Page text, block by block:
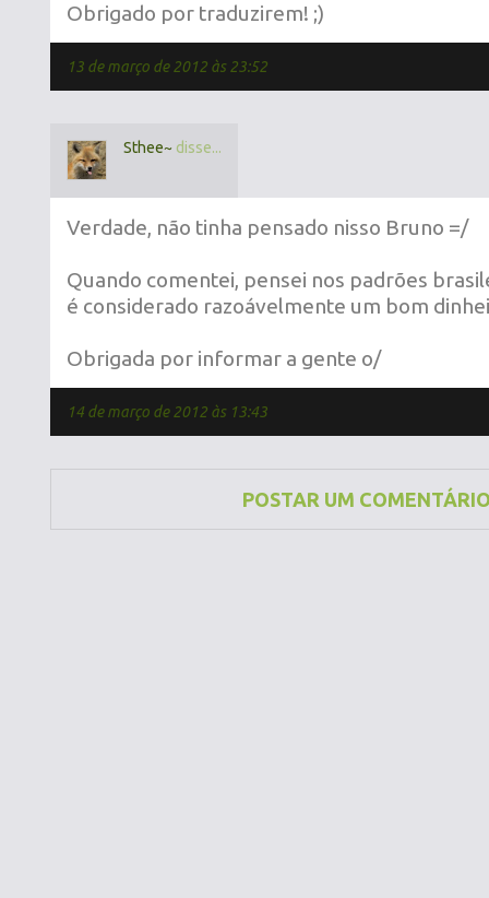
Obrigado por traduzirem! ;)
13 de março de 2012 às 23:52
Sthee~ disse...
Verdade, não tinha pensado nisso Bruno =/
Quando comentei, pensei nos padrões
é considerado razoávelmente um bom
Obrigada por informar a gente o/
14 de março de 2012 às 13:43
POSTAR UM